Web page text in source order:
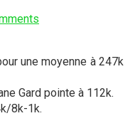
une moyenne à 247k
Gard pointe à 112k.
8k-1k.